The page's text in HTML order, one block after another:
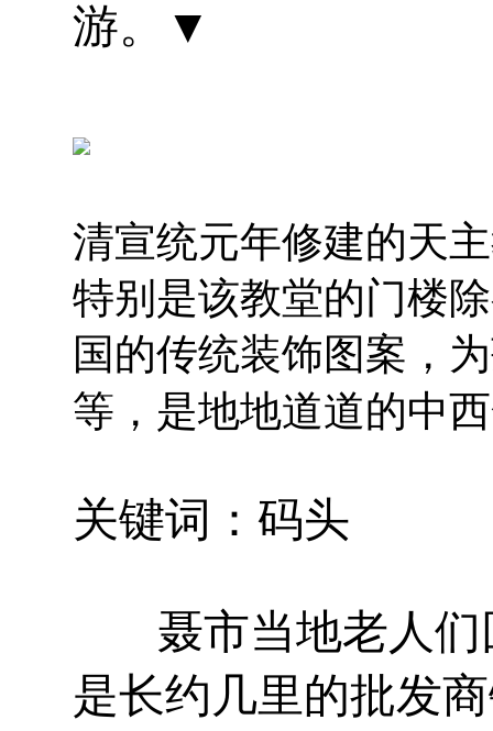
游。▼
清宣统元年修建的天
特别是该教堂的门楼
国的传统装饰图案，
等，是地地道道的中
关键词：码头
聂市当地老人们
是长约几里的批发